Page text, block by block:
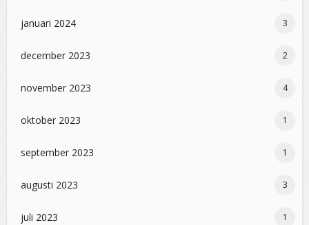
januari 2024 3
december 2023 2
november 2023 4
oktober 2023 1
september 2023 1
augusti 2023 3
juli 2023 1